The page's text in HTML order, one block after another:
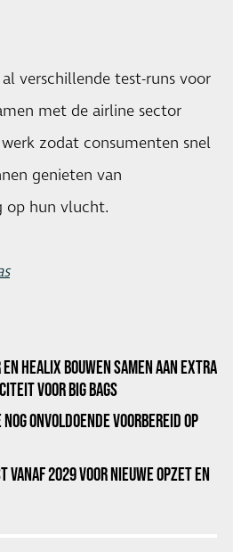
verschillende test-runs voor
met de airline sector
zodat consumenten snel
genieten van
op hun vlucht.
EN HEALIX BOUWEN SAMEN AAN EXTRA
VOOR BIG BAGS
ONVOLDOENDE VOORBEREID OP
VANAF 2029 VOOR NIEUWE OPZET EN